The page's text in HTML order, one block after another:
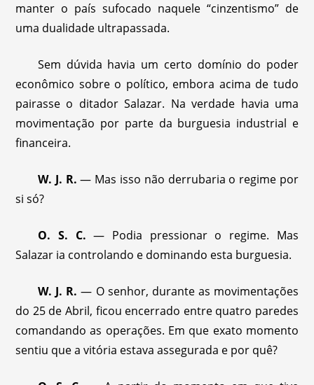
manter o país sufocado naquele “cinzentismo” de
uma dualidade ultrapassada.
Sem dúvida havia um certo domínio do poder
econômico sobre o político, embora acima de tudo
pairasse o ditador Salazar. Na verdade havia uma
movimentação por parte da burguesia industrial e
financeira.
W. J. R. — Mas isso não derrubaria o regime por
si só?
O. S. C. — Podia pressionar o regime. Mas
Salazar ia controlando e dominando esta burguesia.
W. J. R. — O senhor, durante as movimentações
do 25 de Abril, ficou encerrado entre quatro paredes
comandando as operações. Em que exato momento
sentiu que a vitória estava assegurada e por quê?